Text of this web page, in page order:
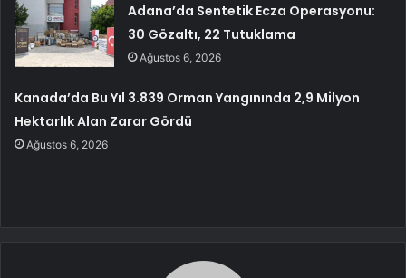
Adana’da Sentetik Ecza Operasyonu:
30 Gözaltı, 22 Tutuklama
Ağustos 6, 2026
Kanada’da Bu Yıl 3.839 Orman Yangınında 2,9 Milyon
Hektarlık Alan Zarar Gördü
Ağustos 6, 2026